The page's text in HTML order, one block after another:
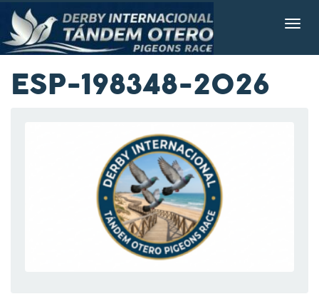
ESP-198348-2026